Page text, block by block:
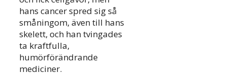
hans cancer spred sig så
småningom, även till hans
skelett, och han tvingades
ta kraftfulla,
humörförändrande
mediciner.